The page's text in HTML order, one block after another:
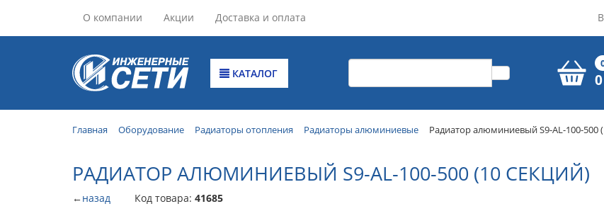
О компании Акции Доставка и оплата
КАТАЛОГ
Главная Оборудование Радиаторы отопления Радиаторы алюминиевые Радиатор алюминиевый S9-AL-100-500
РАДИАТОР АЛЮМИНИЕВЫЙ S9-AL-100-500 (10 СЕКЦИЙ)
←назад Код товара: 41685